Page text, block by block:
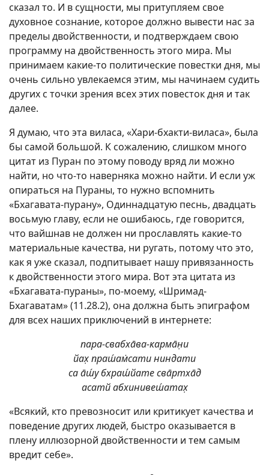
сказал то. И в сущности, мы притупляем свое
духовное сознание, которое должно вывести нас за
пределы двойственности, и подтверждаем свою
программу на двойственность этого мира. Мы
принимаем какие‑то политические повестки дня, мы
очень сильно увлекаемся этим, мы начинаем судить
других с точки зрения всех этих повесток дня и так
далее.
Я думаю, что эта виласа, «Хари-бхакти-виласа», была
бы самой большой. К сожалению, слишком много
цитат из Пуран по этому поводу вряд ли можно
найти, но что‑то наверняка можно найти. И если уж
опираться на Пураны, то нужно вспомнить
«Бхагавата‑пурану», Одиннадцатую песнь, двадцать
восьмую главу, если не ошибаюсь, где говорится,
что вайшнав не должен ни прославлять какие‑то
материальные качества, ни ругать, потому что это,
как я уже сказал, подпитывает нашу привязанность
к двойственности этого мира. Вот эта цитата из
«Бхагавата‑пураны», по‑моему, «Шримад-
Бхагаватам» (11.28.2), она должна быть эпиграфом
для всех наших приключений в интернете:
пара-свабха̄ва-карма̄н̣и
йах̣ праш́ам̇сати ниндати
са а̄ш́у бхраш́йате сва̄ртха̄д
асатй абхинивеш́атах̣
«Всякий, кто превозносит или критикует качества и
поведение других людей, быстро оказывается в
плену иллюзорной двойственности и тем самым
вредит себе».